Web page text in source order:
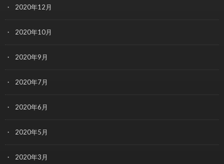
2020年12月
2020年10月
2020年9月
2020年7月
2020年6月
2020年5月
2020年3月